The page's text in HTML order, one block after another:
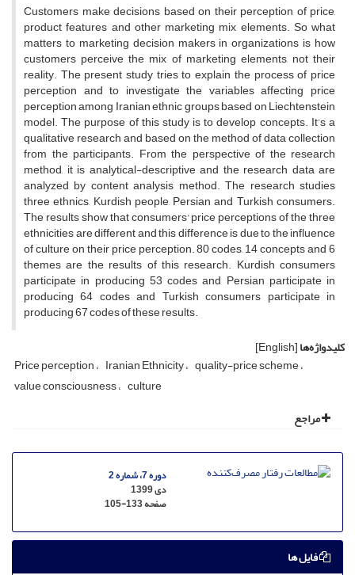
Customers make decisions based on their perception of price,
product features and other marketing mix elements. So what
matters to marketing decision makers in organizations is how
customers perceive the mix of marketing elements, not their
reality. The present study tries to explain the process of price
perception and to investigate the variables affecting price
perception among Iranian ethnic groups based on Liechtenstein
model. The purpose of this study is to develop concepts. It’s a
qualitative research and based on the method of data collection
from the participants. From the perspective of the research
method, it is analytical-descriptive and the research data are
analyzed by content analysis method. The research studies
three ethnics, Kurdish people, Persian and Turkish consumers.
The results show that consumers' price perceptions of the three
ethnicities are different and this difference is due to the influence
of culture on their price perception. 80 codes, 14 concepts and 6
themes are the results of this research. Kurdish consumers
participate in producing 53 codes and Persian participate in
producing 64 codes and Turkish consumers participate in
producing 67 codes of these results.
کلیدواژه‌ها[English]
Price perception Iranian Ethnicity quality-price scheme
value consciousness culture
مراجع
دوره 7، شماره 2
دی 1399
صفحه105-133
فایل ها